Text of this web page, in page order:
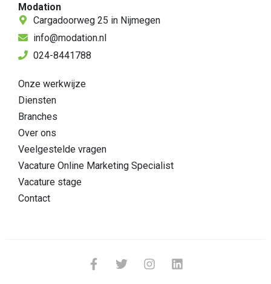
Modation
Cargadoorweg 25 in Nijmegen
info@modation.nl
024-8441788
Onze werkwijze
Diensten
Branches
Over ons
Veelgestelde vragen
Vacature Online Marketing Specialist
Vacature stage
Contact